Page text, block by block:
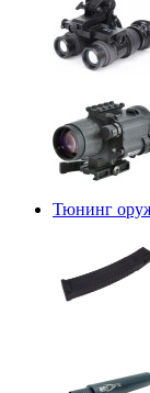
Тюнинг